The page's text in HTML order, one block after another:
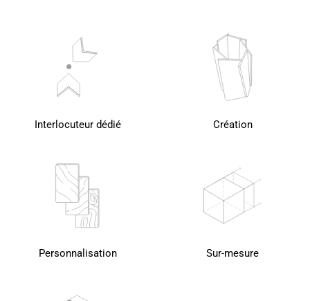
Interlocuteur dédié Création
Personnalisation Sur-mesure